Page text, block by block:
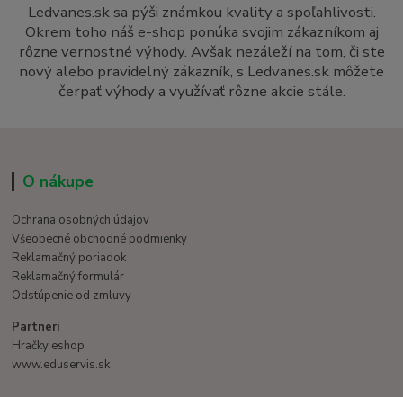
Ledvanes.sk sa pýši známkou kvality a spoľahlivosti.
Okrem toho náš e-shop ponúka svojim zákazníkom aj
rôzne vernostné výhody. Avšak nezáleží na tom, či ste
nový alebo pravidelný zákazník, s Ledvanes.sk môžete
čerpať výhody a využívať rôzne akcie stále.
O nákupe
Ochrana osobných údajov
Všeobecné obchodné podmienky
Reklamačný poriadok
Reklamačný formulár
Odstúpenie od zmluvy
Partneri
Hračky eshop
www.eduservis.sk